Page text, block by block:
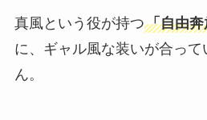
真風という役が持つ「自由
に、ギャル風な装いが合っ
ん。